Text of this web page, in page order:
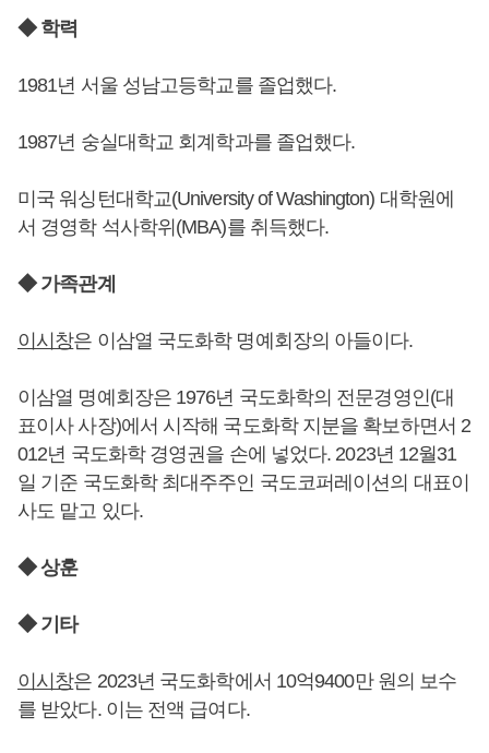
◆ 학력
1981년 서울 성남고등학교를 졸업했다.
1987년 숭실대학교 회계학과를 졸업했다.
미국 워싱턴대학교(University of Washington) 대학원에
서 경영학 석사학위(MBA)를 취득했다.
◆ 가족관계
이시창은 이삼열 국도화학 명예회장의 아들이다.
이삼열 명예회장은 1976년 국도화학의 전문경영인(대
표이사 사장)에서 시작해 국도화학 지분을 확보하면서 2
012년 국도화학 경영권을 손에 넣었다. 2023년 12월31
일 기준 국도화학 최대주주인 국도코퍼레이션의 대표이
사도 맡고 있다.
◆ 상훈
◆ 기타
이시창은 2023년 국도화학에서 10억9400만 원의 보수
를 받았다. 이는 전액 급여다.